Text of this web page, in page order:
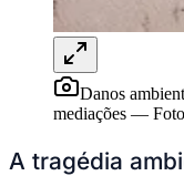
NHL
Atletismo
Vôlei
NBB
Competições de Futebol
Brasileirão Série B
Danos
mediações —
A tragédia